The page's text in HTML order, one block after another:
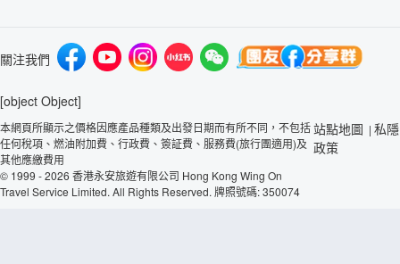
關注我們
[object Object]
本網頁所顯示之價格因應產品種類及出發日期而有所不同，不包括
任何稅項、燃油附加費、行政費、簽証費、服務費(旅行團適用)及
其他應繳費用
© 1999 - 2026 香港永安旅遊有限公司 Hong Kong Wing On
Travel Service Limited. All Rights Reserved. 牌照號碼: 350074
站點地圖 | 私隱
政策